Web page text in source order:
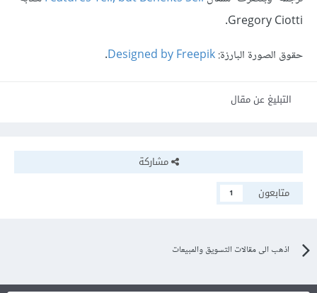
Gregory Ciotti.
حقوق الصورة البارزة:Designed by Freepik
.
التبليغ عن مقال
مشاركة
متابعون
1
اذهب الى مقالات التسويق والمبيعات